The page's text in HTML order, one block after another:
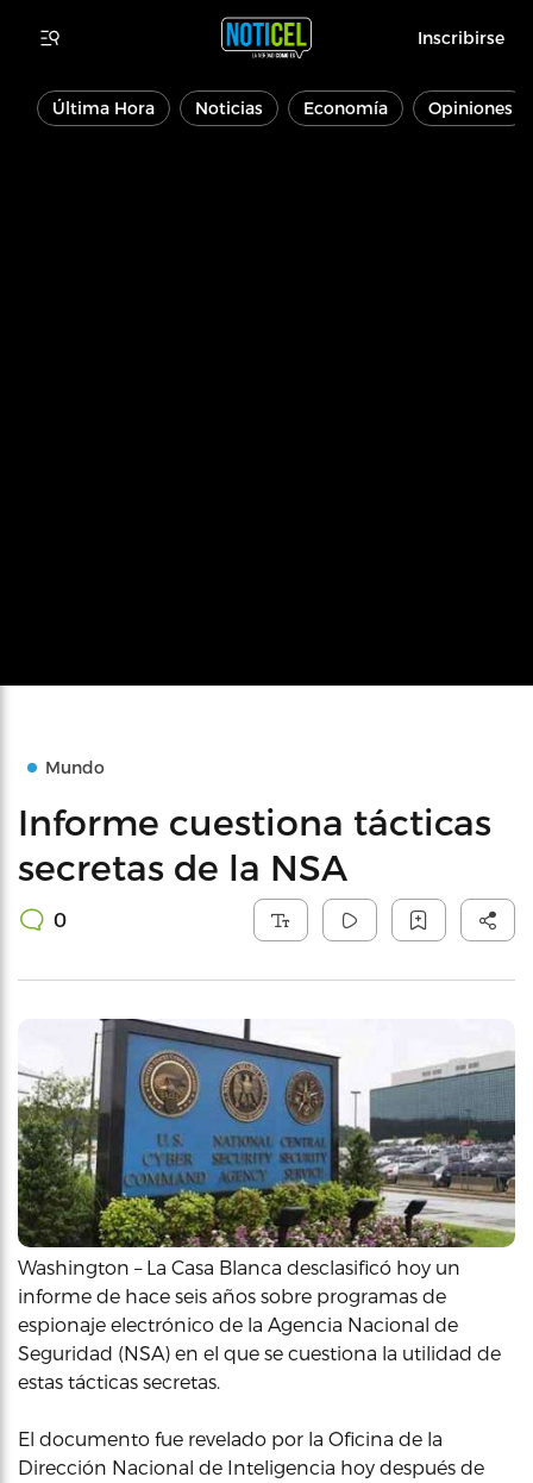
Inscribirse
Última Hora Noticias Economía Opiniones
Mundo
Informe cuestiona tácticas
secretas de la NSA
0
Washington – La Casa Blanca desclasificó hoy un
informe de hace seis años sobre programas de
espionaje electrónico de la Agencia Nacional de
Seguridad (NSA) en el que se cuestiona la utilidad de
estas tácticas secretas.
El documento fue revelado por la Oficina de la
Dirección Nacional de Inteligencia hoy después de